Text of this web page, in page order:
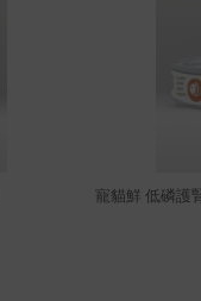
寵貓鮮 低磷護